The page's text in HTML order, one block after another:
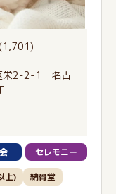
1,701)
栄2-2-1 名古
セレモニー
上)
納骨堂